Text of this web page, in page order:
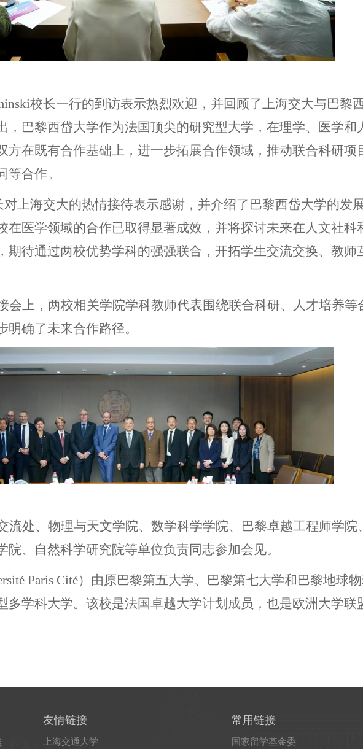
校长一行的到访表示热烈欢迎，并回顾了上海交大与巴黎
，巴黎西岱大学作为法国顶尖的研究型大学，在理学、医学和
方在既有合作基础上，进一步拓展合作领域，推动联合科研项
等合作。
对上海交大的热情接待表示感谢，并介绍了巴黎西岱大学的发
在医学领域的合作已取得显著成效，并将探讨未来在人文社科
期待通过两校优势学科的强强联合，开拓学生交流交换、教师
会上，两校相关学院学科教师代表围绕联合科研、人才培养等
确了未来合作路径。
流处、物理与天文学院、数学科学学院、巴黎卓越工程师学院
、自然科学研究院等单位负责同志参加会见。
Paris Cité）由原巴黎第五大学、巴黎第七大学和巴黎地球
多学科大学。该校是法国卓越大学计划成员，也是欧洲大学联
友情链接
上海交通大学
常用链接
国家留学基金委